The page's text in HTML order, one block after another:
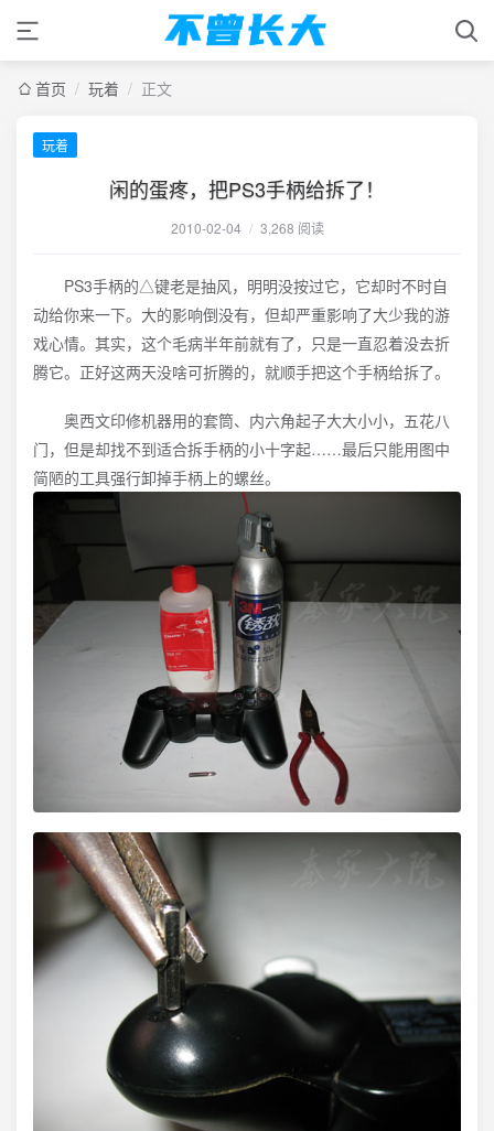
首页 / 玩着 / 正文
玩着
闲的蛋疼，把PS3手柄给拆了！
2010-02-04 / 3,268 阅读
PS3手柄的△键老是抽风，明明没按过它，它却时不时自
动给你来一下。大的影响倒没有，但却严重影响了大少我的游
戏心情。其实，这个毛病半年前就有了，只是一直忍着没去折
腾它。正好这两天没啥可折腾的，就顺手把这个手柄给拆了。
奥西文印修机器用的套筒、内六角起子大大小小，五花八
门，但是却找不到适合拆手柄的小十字起……最后只能用图中
简陋的工具强行卸掉手柄上的螺丝。